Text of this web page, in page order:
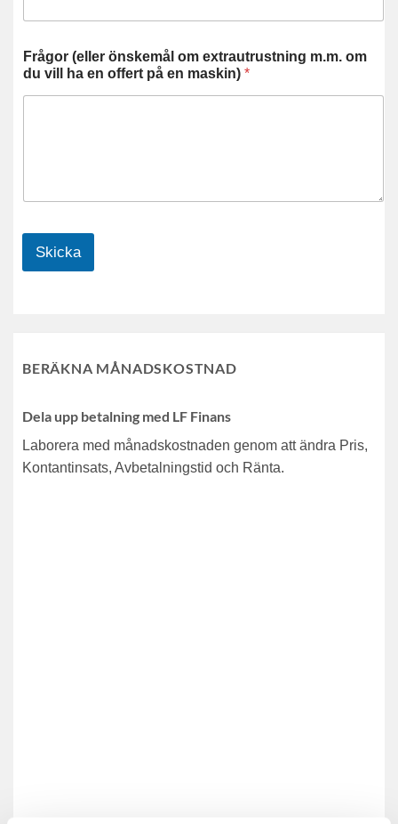
Frågor (eller önskemål om extrautrustning m.m. om
du vill ha en offert på en maskin) *
Skicka
BERÄKNA MÅNADSKOSTNAD
Dela upp betalning med LF Finans
Laborera med månadskostnaden genom att ändra Pris,
Kontantinsats, Avbetalningstid och Ränta.